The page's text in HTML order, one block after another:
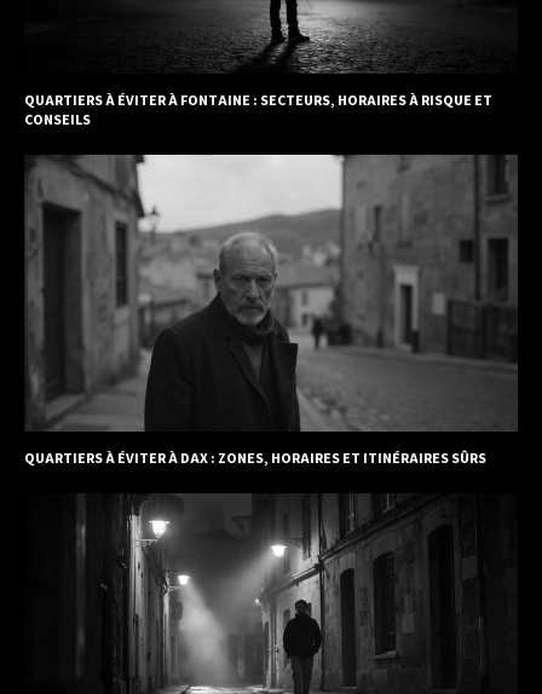
QUARTIERS À ÉVITER À FONTAINE : SECTEURS, HORAIRES À RISQUE ET
CONSEILS
QUARTIERS À ÉVITER À DAX : ZONES, HORAIRES ET ITINÉRAIRES SÛRS